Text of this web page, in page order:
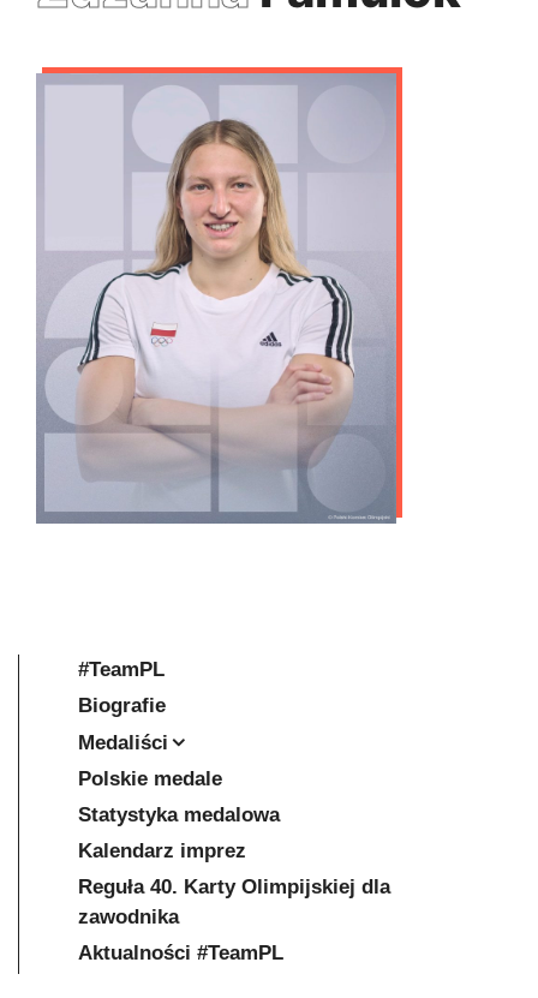
#TeamPL
Biografie
Medaliści
Polskie medale
Statystyka medalowa
Kalendarz imprez
Reguła 40. Karty Olimpijskiej dla
zawodnika
Aktualności #TeamPL